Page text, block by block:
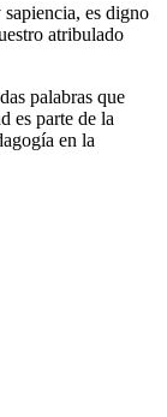
es digno
atribulado
palabras que
es parte de la
en la